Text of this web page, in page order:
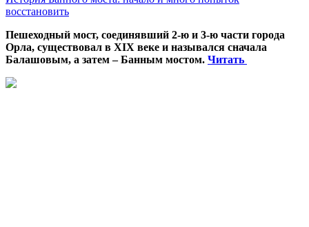
восстановить
Пешеходный мост, соединявший 2-ю и 3-ю части города
Орла, существовал в XIX веке и назывался сначала
Балашовым, а затем – Банным мостом. Читать